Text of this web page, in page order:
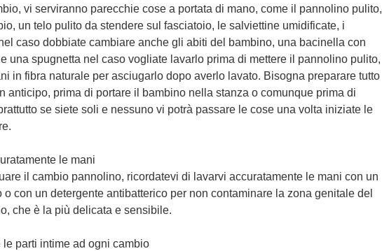
vi serviranno parecchie cose a portata di mano, come il pannolino pulito,
un telo pulito da stendere sul fasciatoio, le salviettine umidificate, i
caso dobbiate cambiare anche gli abiti del bambino, una bacinella con
una spugnetta nel caso vogliate lavarlo prima di mettere il pannolino pulito,
in fibra naturale per asciugarlo dopo averlo lavato. Bisogna preparare tutto
anticipo, prima di portare il bambino nella stanza o comunque prima di
se siete soli e nessuno vi potrà passare le cose una volta iniziate le
le mani
il cambio pannolino, ricordatevi di lavarvi accuratamente le mani con un
o con un detergente antibatterico per non contaminare la zona genitale del
che è la più delicata e sensibile.
le parti intime ad ogni cambio